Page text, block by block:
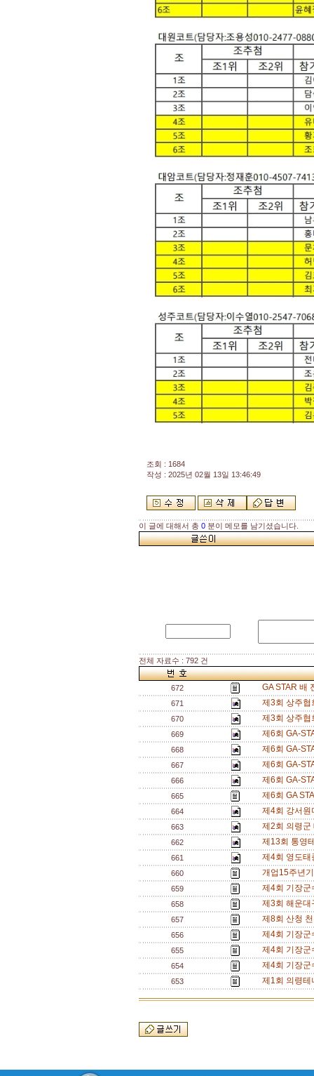
조회 : 1684
작성 : 2025년 02월 13일 13:46:49
이 글에 대해서 총 0 분이 메모를 남기셨습니다.
전체 자료수 : 792 건
672 GA STAR 배
671 제3회 상주
670 제3회 상주
669 제6회 GA-
668 제6회 GA-
667 제6회 GA-
666 제6회 GA-
665 제6회 GA
664 제4회 강서
663 제2회 의령
662 제13회 통영
661 제4회 영도
660 개업15주년
659 제4회 기장
658 제3회 해운
657 제8회 산청
656 제4회 기장
655 제4회 기장
654 제4회 기장
653 제1회 의령